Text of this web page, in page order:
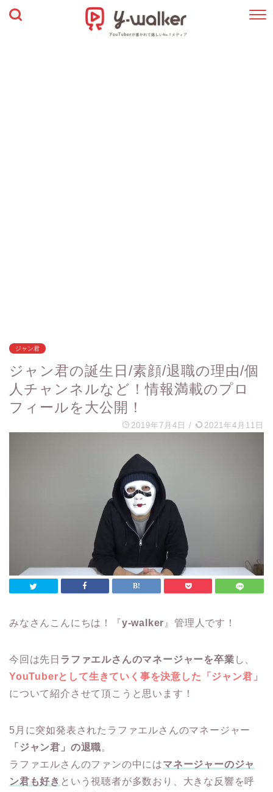
ジャン君
ジャン君の誕生日/素顔/退職の理由/個
人チャンネルなど！情報満載のプロ
フィールを大公開！
2019年7月4日 / 2021年4月11日
みなさんこんにちは！『y-walker 』管理人です！
今回は先日 ラファエルさんのマネージャーを卒業 し、
YouTuberとして生きていく事を決意した「ジャン君」
について紹介させて頂こうと思います！
5月に突如発表されたラファエルさんのマネージャー
「ジャン君」の退職。
ラファエルさんのファンの中にはマネージャーのジャ
ン君も好き という視聴者が多数おり、大きな反響を呼